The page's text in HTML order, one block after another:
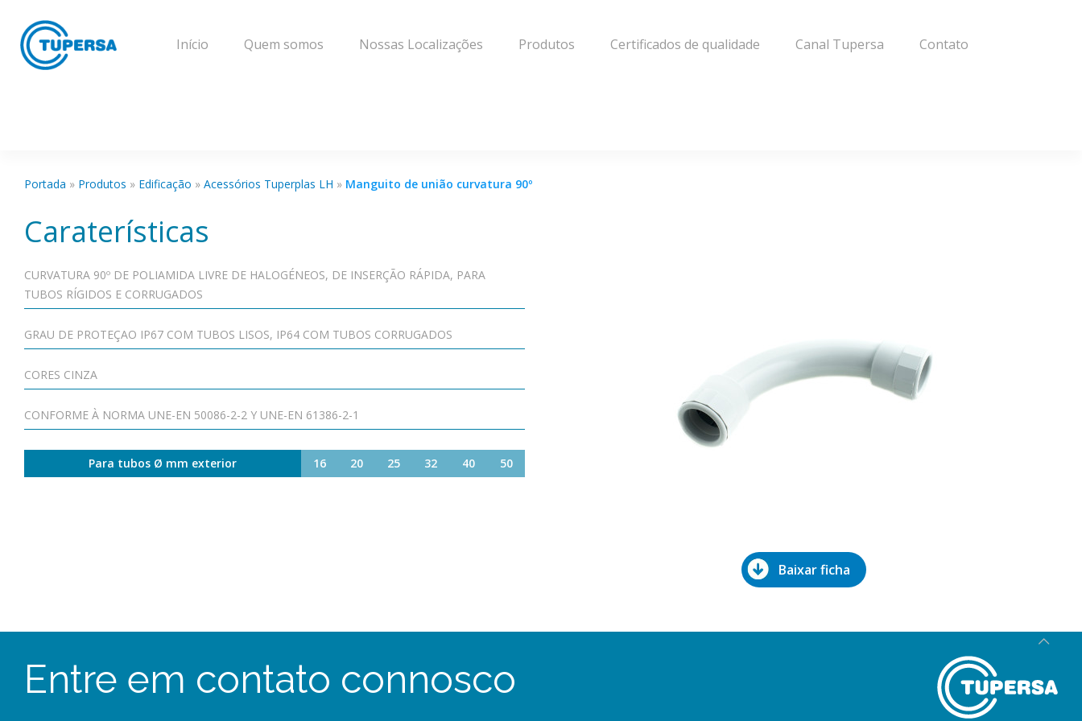
Início Quem somos Nossas Localizações Produtos Certificados de qualidade Canal Tupersa Contato
Portada » Produtos » Edificação » Acessórios Tuperplas LH » Manguito de união curvatura 90º
Caraterísticas
CURVATURA 90º DE POLIAMIDA LIVRE DE HALOGÉNEOS, DE INSERÇÃO RÁPIDA, PARA
TUBOS RÍGIDOS E CORRUGADOS
GRAU DE PROTEÇAO IP67 COM TUBOS LISOS, IP64 COM TUBOS CORRUGADOS
CORES CINZA
CONFORME À NORMA UNE-EN 50086-2-2 Y UNE-EN 61386-2-1
Para tubos Ø mm exterior 16 20 25 32 40 50
Baixar ficha
Entre em contato connosco